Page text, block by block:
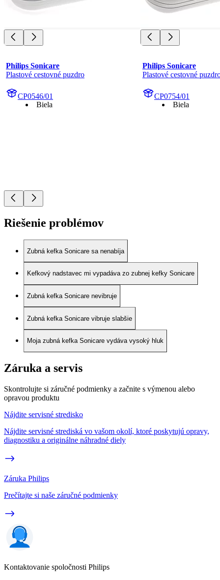
Philips Sonicare
Plastové cestovné puzdro
CP0546/01
Biela
Philips Sonicare
Plastové cestovné
CP0754/01
Biela
Riešenie problémov
Zubná kefka Sonicare sa nenabíja
Kefkový nadstavec mi vypadáva zo zubnej kefky Sonicare
Zubná kefka Sonicare nevibruje
Zubná kefka Sonicare vibruje slabšie
Moja zubná kefka Sonicare vydáva vysoký hluk
Záruka a servis
Skontrolujte si záručné podmienky a začnite s výmenou alebo
opravou produktu
Nájdite servisné stredisko
Nájdite servisné strediská vo vašom okolí, ktoré poskytujú opravy,
diagnostiku a originálne náhradné diely
Záruka Philips
Prečítajte si naše záručné podmienky
Kontaktovanie spoločnosti Philips